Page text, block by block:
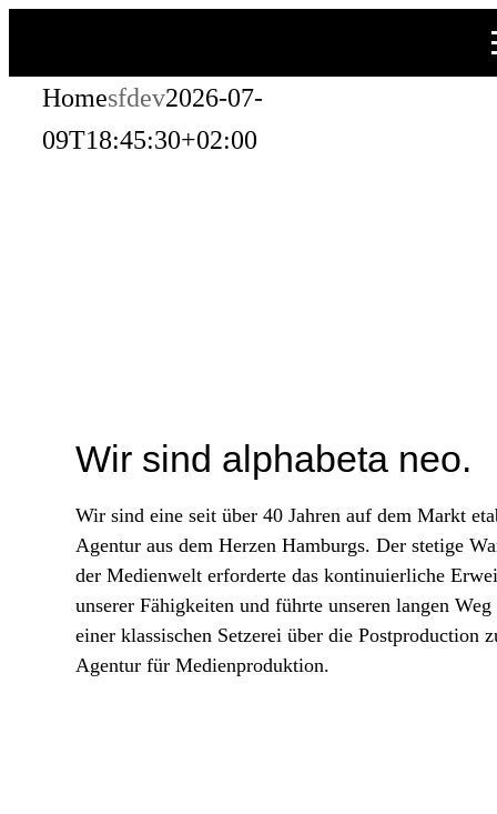
Inhalt
springen
Homesfdev2026-07-
09T18:45:30+02:00
Wir sind alphabeta neo.
Wir sind eine seit über 40 Jahren auf dem Markt
Agentur aus dem Herzen Hamburgs. Der stetige
der Medienwelt erforderte das kontinuierliche
unserer Fähigkeiten und führte unseren langen
einer klassischen Setzerei über die Postproduction
Agentur für Medienproduktion.